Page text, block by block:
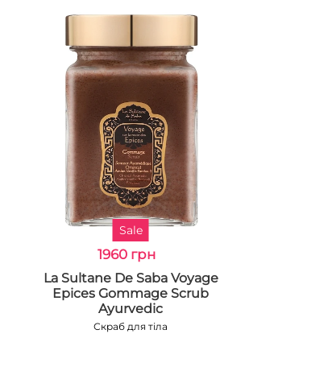
Sale
1960 грн
La Sultane De Saba Voyage
Epices Gommage Scrub
Ayurvedic
Скраб для тіла